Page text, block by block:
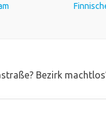
Bezirk machtlos